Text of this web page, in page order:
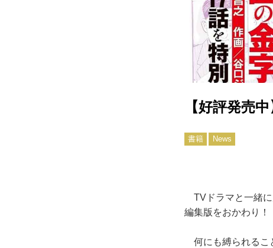
【好評発売
書籍 News
TVドラマと一緒に
編集版をおかわり！
何にも縛られるこ